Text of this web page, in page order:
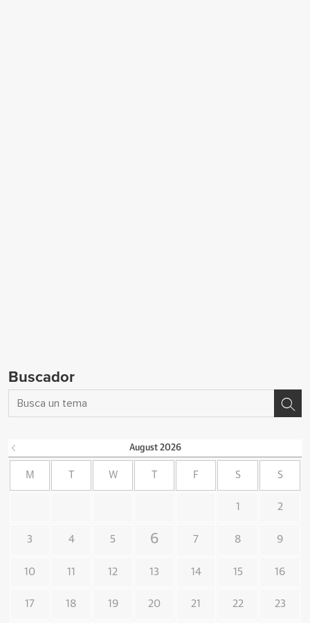
Buscador
August 2026
M W F S S
1 2
3 4 5 6 7 8 9
10 11 12 13 14 15 16
17 18 19 20 21 22 23